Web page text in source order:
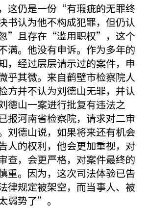
这仍是一份“有瑕疵的无罪终
书认为他不构成犯罪，但仍认
”且存在“滥用职权”，这个
满。他没有申诉。作为多年的
，经过层层请示过的案件，申
乎其微。来自鹤壁市检察院人
方并不认为刘德山无罪，并认
德山一案进行批复有违法之
报河南省检察院，请求对二审
刘德山说，如果将来还有机会
人的权利，他会更加重视，对
查，会更严格，对案件最终的
重。因为，这次司法体验已告
律规定被架空，而当事人、被
弱势了”。